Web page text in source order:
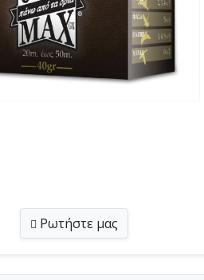
Ρωτήστε μας